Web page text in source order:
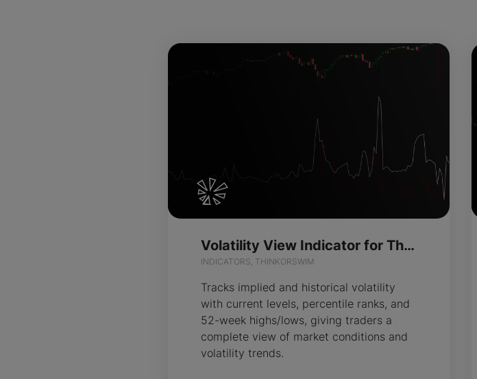
Volatility View Indicator for ThinkOrSwim
INDICATORS, THINKORSWIM
Tracks implied and historical volatility
with current levels, percentile ranks, and
52-week highs/lows, giving traders a
complete view of market conditions and
volatility trends.